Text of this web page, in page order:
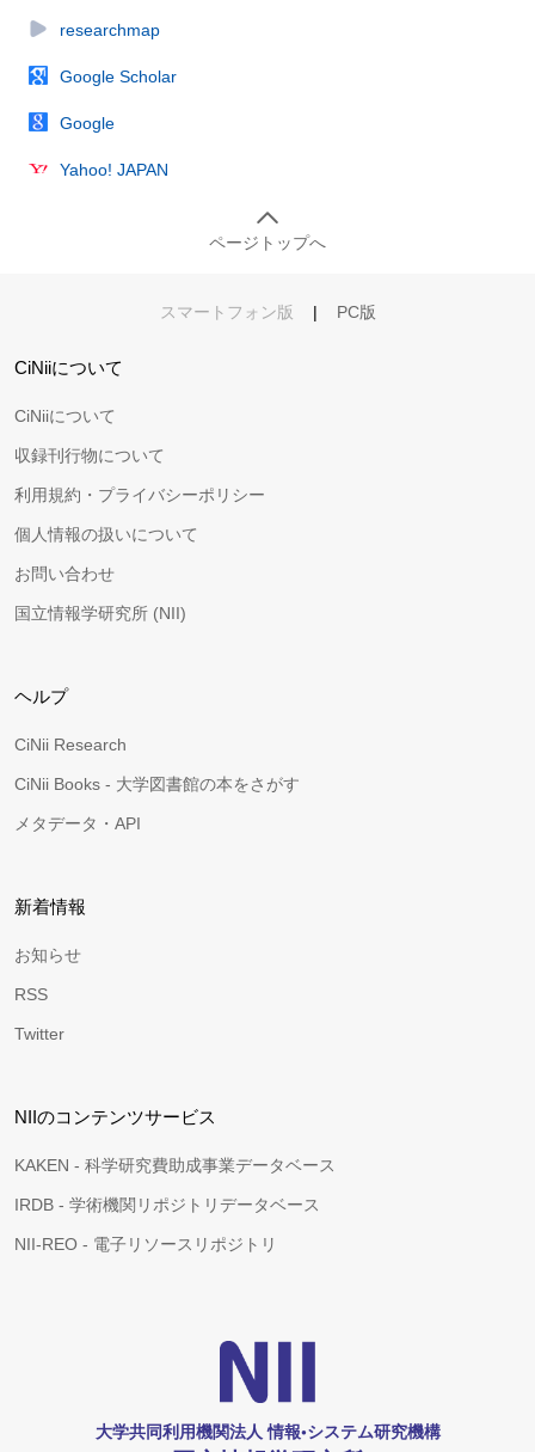
researchmap
Google Scholar
Google
Yahoo! JAPAN
ページトップへ
スマートフォン版 | PC版
CiNiiについて
CiNiiについて
収録刊行物について
利用規約・プライバシーポリシー
個人情報の扱いについて
お問い合わせ
国立情報学研究所 (NII)
ヘルプ
CiNii Research
CiNii Books - 大学図書館の本をさがす
メタデータ・API
新着情報
お知らせ
RSS
Twitter
NIIのコンテンツサービス
KAKEN - 科学研究費助成事業データベース
IRDB - 学術機関リポジトリデータベース
NII-REO - 電子リソースリポジトリ
大学共同利用機関法人 情報•システム研究機構